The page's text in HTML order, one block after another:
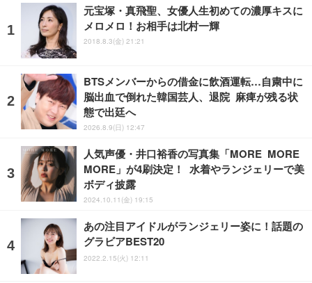
元宝塚・真飛聖、女優人生初めての濃厚キスに
メロメロ！お相手は北村一輝
2018.8.3(金) 21:21
BTSメンバーからの借金に飲酒運転…自粛中に
脳出血で倒れた韓国芸人、退院 麻痺が残る状
態で出廷へ
2026.8.9(日) 12:47
人気声優・井口裕香の写真集「MORE MORE
MORE」が4刷決定！ 水着やランジェリーで美
ボディ披露
2024.10.11(金) 19:15
あの注目アイドルがランジェリー姿に！話題の
グラビアBEST20
2022.2.15(火) 12:11